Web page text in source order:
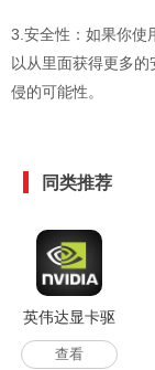
3.安全性：如果你使
以从里面获得更多
侵的可能性。
同类推荐
英伟达显卡驱
动64位
查看